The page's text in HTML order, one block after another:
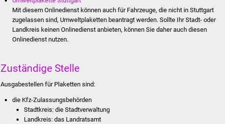
Mit diesem Onlinedienst können auch für Fahrzeuge, die nicht in Stuttgart
zugelassen sind, Umweltplaketten beantragt werden. Sollte Ihr Stadt- oder
Landkreis keinen Onlinedienst anbieten, können Sie daher auch diesen
Onlinedienst nutzen.
Zuständige Stelle
Ausgabestellen für Plaketten sind:
die Kfz-Zulassungsbehörden
Stadtkreis: die Stadtverwaltung
Landkreis: das Landratsamt